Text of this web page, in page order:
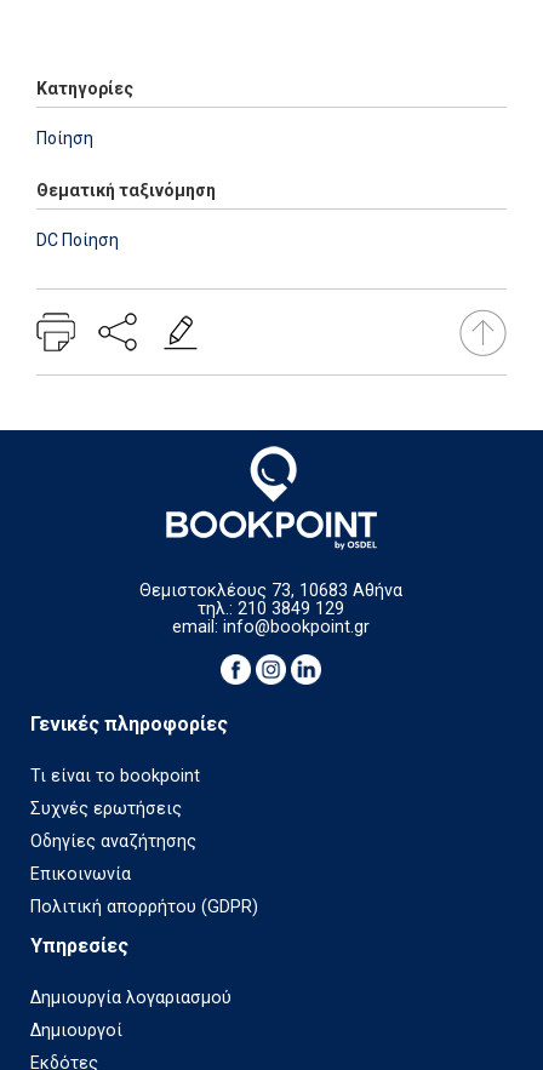
Κατηγορίες
Ποίηση
Θεματική ταξινόμηση
DC Ποίηση
Θεμιστοκλέους 73, 10683 Αθήνα
τηλ.: 210 3849 129
email:info@bookpoint.gr
Γενικές πληροφορίες
Τι είναι το bookpoint
Συχνές ερωτήσεις
Οδηγίες αναζήτησης
Επικοινωνία
Πολιτική απορρήτου (GDPR)
Υπηρεσίες
Δημιουργία λογαριασμού
Δημιουργοί
Εκδότες